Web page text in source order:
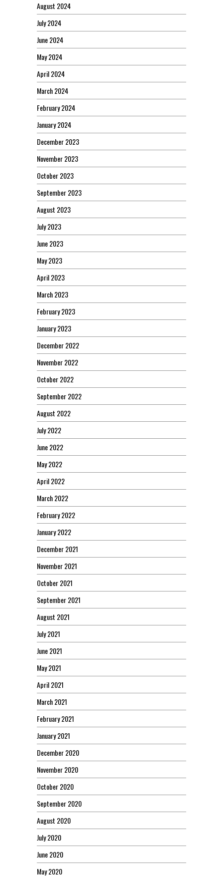
August 2024
July 2024
June 2024
May 2024
April 2024
March 2024
February 2024
January 2024
December 2023
November 2023
October 2023
September 2023
August 2023
July 2023
June 2023
May 2023
April 2023
March 2023
February 2023
January 2023
December 2022
November 2022
October 2022
September 2022
August 2022
July 2022
June 2022
May 2022
April 2022
March 2022
February 2022
January 2022
December 2021
November 2021
October 2021
September 2021
August 2021
July 2021
June 2021
May 2021
April 2021
March 2021
February 2021
January 2021
December 2020
November 2020
October 2020
September 2020
August 2020
July 2020
June 2020
May 2020